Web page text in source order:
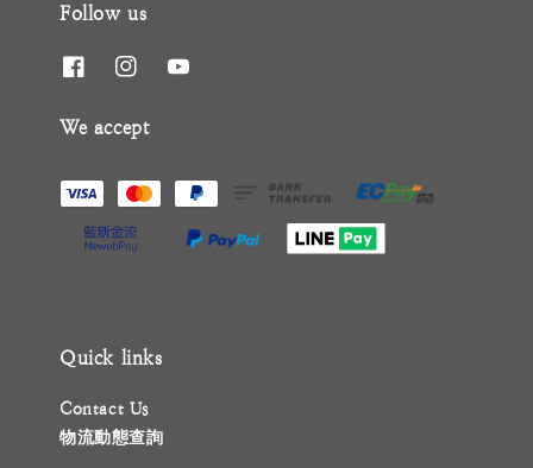
Follow us
We accept
Quick links
Contact Us
物流動態查詢